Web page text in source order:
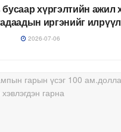
хүргэлтийн ажил
иргэнийг
2026-07-06